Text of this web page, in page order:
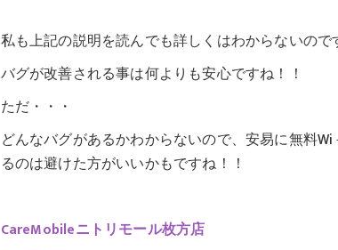
私も上記の説明を読んでも詳しくはわからないので
バグが改善される事は何よりも安心ですね！！
ただ・・・
どんなバグがあるかわからないので、安易に無料Wi
るのは避けた方がいいかもですね！！
CareMobileニトリモール枚方店